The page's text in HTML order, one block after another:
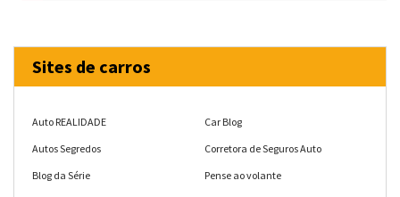
Sites de carros
Auto REALIDADE
Autos Segredos
Blog da Série
Car Blog
Corretora de Seguros Auto
Pense ao volante